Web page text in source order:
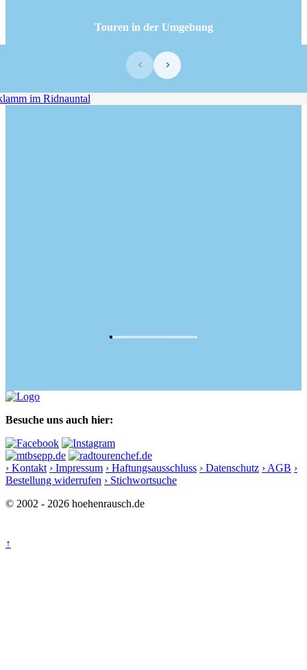
Touren in der Umgebung
‹ ›
Besuche uns auch hier:
› Kontakt › Impressum › Haftungsausschluss › Datenschutz › AGB ›
Bestellung widerrufen › Stichwortsuche
© 2002 - 2026 hoehenrausch.de
↑